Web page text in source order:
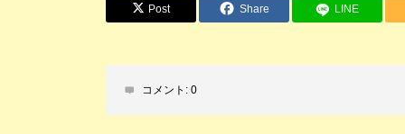
Post Share LINE
コメント: 0